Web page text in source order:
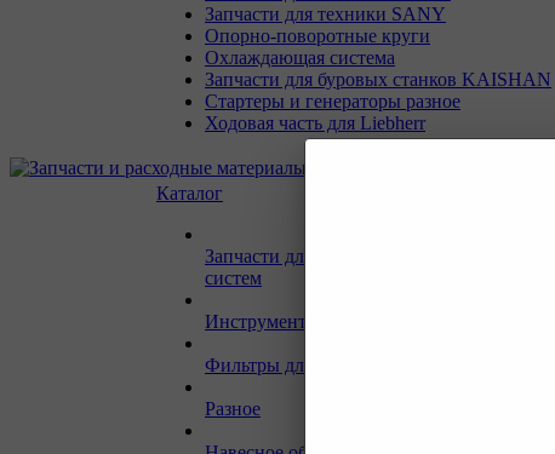
Запчасти для техники SANY
Опорно-поворотные круги
Охлаждающая система
Запчасти для буровых станков KAISHAN
Стартеры и генераторы разное
Ходовая часть для Liebherr
Каталог
Запчасти для двигателей и сопутствующих
систем
Инструмент и материалы для СТО
Фильтры для спецтехники
Разное